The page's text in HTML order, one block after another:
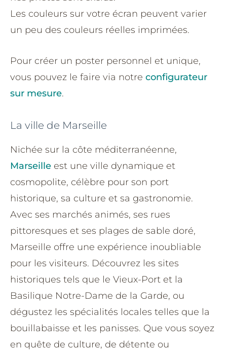
Les couleurs sur votre écran peuvent varier
un peu des couleurs réelles imprimées.
Pour créer un poster personnel et unique,
vous pouvez le faire via notre configurateur
sur mesure.
La ville de Marseille
Nichée sur la côte méditerranéenne,
Marseille est une ville dynamique et
cosmopolite, célèbre pour son port
historique, sa culture et sa gastronomie.
Avec ses marchés animés, ses rues
pittoresques et ses plages de sable doré,
Marseille offre une expérience inoubliable
pour les visiteurs. Découvrez les sites
historiques tels que le Vieux-Port et la
Basilique Notre-Dame de la Garde, ou
dégustez les spécialités locales telles que la
bouillabaisse et les panisses. Que vous soyez
en quête de culture, de détente ou